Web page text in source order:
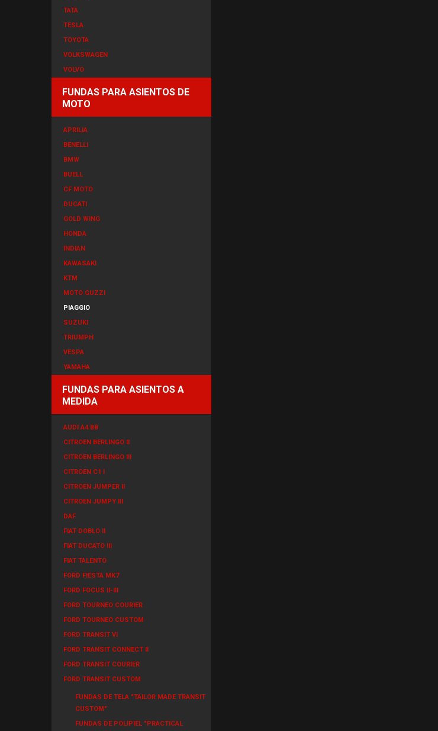
TATA
TESLA
TOYOTA
VOLKSWAGEN
VOLVO
FUNDAS PARA ASIENTOS DE
MOTO
APRILIA
BENELLI
BMW
BUELL
CF MOTO
DUCATI
GOLD WING
HONDA
INDIAN
KAWASAKI
KTM
MOTO GUZZI
PIAGGIO
SUZUKI
TRIUMPH
VESPA
YAMAHA
FUNDAS PARA ASIENTOS A
MEDIDA
AUDI A4 B8
CITROEN BERLINGO II
CITROEN BERLINGO III
CITROEN C1 I
CITROEN JUMPER II
CITROEN JUMPY III
DAF
FIAT DOBLO II
FIAT DUCATO III
FIAT TALENTO
FORD FIESTA MK7
FORD FOCUS II-III
FORD TOURNEO COURIER
FORD TOURNEO CUSTOM
FORD TRANSIT VI
FORD TRANSIT CONNECT II
FORD TRANSIT COURIER
FORD TRANSIT CUSTOM
FUNDAS DE TELA "TAILOR MADE TRANSIT
CUSTOM"
FUNDAS DE POLIPIEL "PRACTICAL